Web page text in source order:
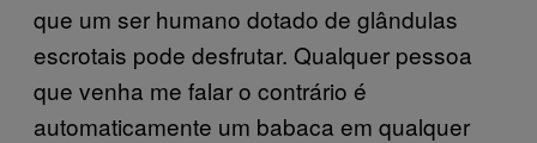
que um ser humano dotado de glândulas
escrotais pode desfrutar. Qualquer pessoa
que venha me falar o contrário é
automaticamente um babaca em qualquer